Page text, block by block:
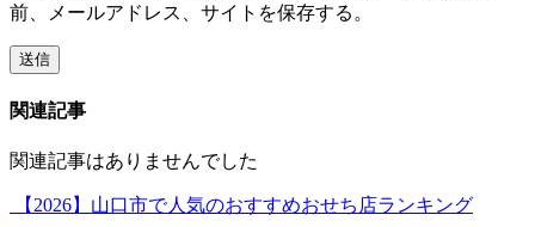
前、メールアドレス、サイトを保存する。
関連記事
関連記事はありませんでした
【2026】山口市で人気のおすすめおせち店ランキング